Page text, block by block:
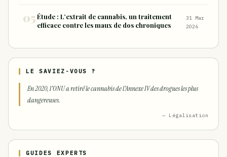
Étude : L’extrait de cannabis, un traitement
efficace contre les maux de dos chroniques
31 Mar
2026
LE SAVIEZ-VOUS ?
En 2020, l'ONU a retiré le cannabis de l'Annexe IV des drogues les plus
dangereuses.
— Légalisation
GUIDES EXPERTS